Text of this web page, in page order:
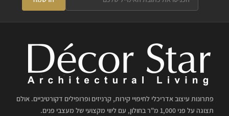
פתרונות עיצוב אדריכלי לחיפויי קירות, קרניזים ופרופילים דקורטיביים. אולם
תצוגה על פני 1,000 מ"ר בחולון, עם ליווי מקצועי של מעצבי פנים.